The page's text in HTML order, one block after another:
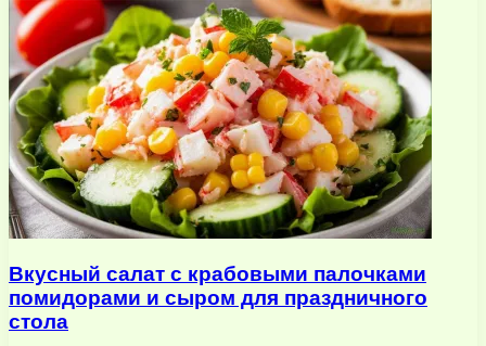
Вкусный салат с крабовыми палочками
помидорами и сыром для праздничного
стола